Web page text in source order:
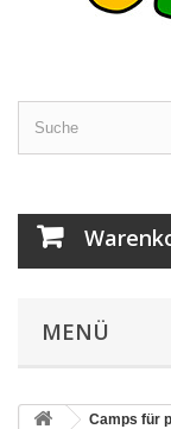
MENÜ
Camps für